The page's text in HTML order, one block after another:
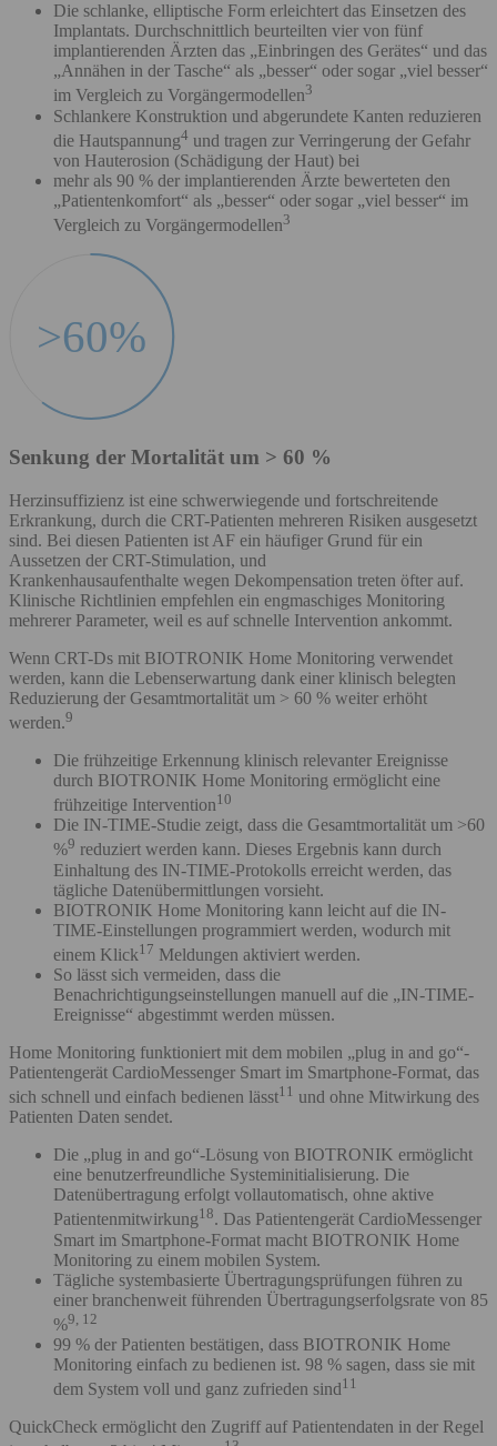
Die schlanke, elliptische Form erleichtert das Einsetzen des
Implantats. Durchschnittlich beurteilten vier von fünf
implantierenden Ärzten das „Einbringen des Gerätes“ und das
„Annähen in der Tasche“ als „besser“ oder sogar „viel besser“
im Vergleich zu Vorgängermodellen3
Schlankere Konstruktion und abgerundete Kanten reduzieren
die Hautspannung4 und tragen zur Verringerung der Gefahr
von Hauterosion (Schädigung der Haut) bei
mehr als 90 % der implantierenden Ärzte bewerteten den
„Patientenkomfort“ als „besser“ oder sogar „viel besser“ im
Vergleich zu Vorgängermodellen3
Senkung der Mortalität um > 60 %
Herzinsuffizienz ist eine schwerwiegende und fortschreitende
Erkrankung, durch die CRT-Patienten mehreren Risiken ausgesetzt
sind. Bei diesen Patienten ist AF ein häufiger Grund für ein
Aussetzen der CRT-Stimulation, und
Krankenhausaufenthalte wegen Dekompensation treten öfter auf.
Klinische Richtlinien empfehlen ein engmaschiges Monitoring
mehrerer Parameter, weil es auf schnelle Intervention ankommt.
Wenn CRT-Ds mit BIOTRONIK Home Monitoring verwendet
werden, kann die Lebenserwartung dank einer klinisch belegten
Reduzierung der Gesamtmortalität um > 60 % weiter erhöht
werden.9
Die frühzeitige Erkennung klinisch relevanter Ereignisse
durch BIOTRONIK Home Monitoring ermöglicht eine
frühzeitige Intervention10
Die IN-TIME-Studie zeigt, dass die Gesamtmortalität um >60
%9 reduziert werden kann. Dieses Ergebnis kann durch
Einhaltung des IN-TIME-Protokolls erreicht werden, das
tägliche Datenübermittlungen vorsieht.
BIOTRONIK Home Monitoring kann leicht auf die IN-
TIME-Einstellungen programmiert werden, wodurch mit
einem Klick17 Meldungen aktiviert werden.
So lässt sich vermeiden, dass die
Benachrichtigungseinstellungen manuell auf die „IN-TIME-
Ereignisse“ abgestimmt werden müssen.
Home Monitoring funktioniert mit dem mobilen „plug in and go“-
Patientengerät CardioMessenger Smart im Smartphone-Format, das
sich schnell und einfach bedienen lässt11 und ohne Mitwirkung des
Patienten Daten sendet.
Die „plug in and go“-Lösung von BIOTRONIK ermöglicht
eine benutzerfreundliche Systeminitialisierung. Die
Datenübertragung erfolgt vollautomatisch, ohne aktive
Patientenmitwirkung18. Das Patientengerät CardioMessenger
Smart im Smartphone-Format macht BIOTRONIK Home
Monitoring zu einem mobilen System.
Tägliche systembasierte Übertragungsprüfungen führen zu
einer branchenweit führenden Übertragungserfolgsrate von 85
%9, 12
99 % der Patienten bestätigen, dass BIOTRONIK Home
Monitoring einfach zu bedienen ist. 98 % sagen, dass sie mit
dem System voll und ganz zufrieden sind11
QuickCheck ermöglicht den Zugriff auf Patientendaten in der Regel